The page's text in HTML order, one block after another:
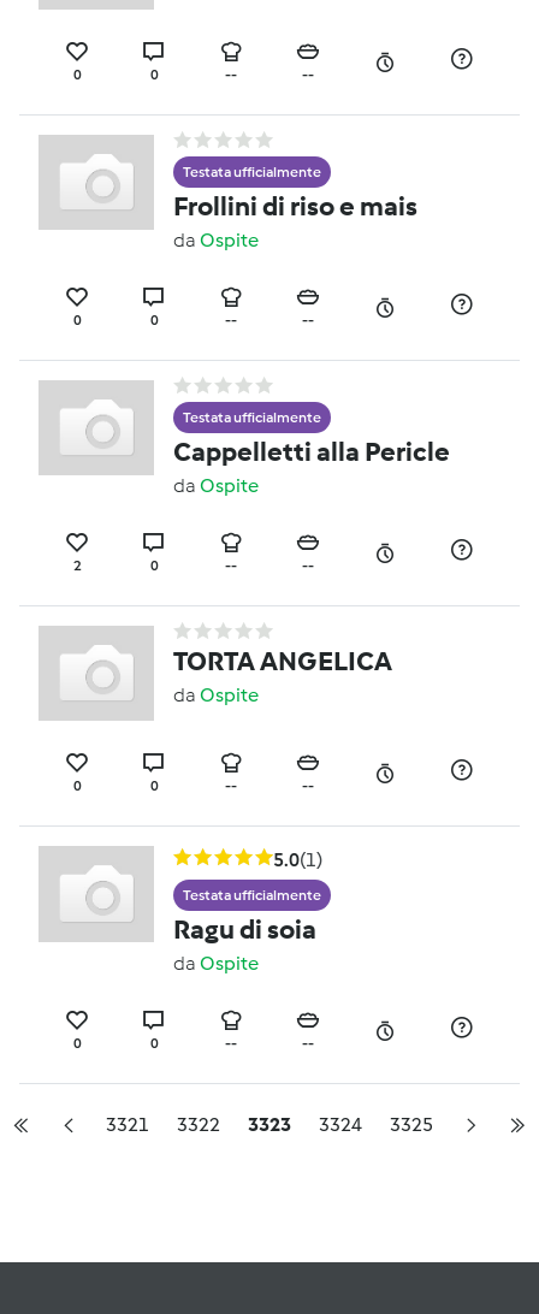
0 0 -- --
Testata ufficialmente
Frollini di riso e mais
da Ospite
0 0 -- --
Testata ufficialmente
Cappelletti alla Pericle
da Ospite
2 0 -- --
TORTA ANGELICA
da Ospite
0 0 -- --
5.0(1)
Testata ufficialmente
Ragu di soia
da Ospite
0 0 -- --
3321 3322 3323 3324 3325